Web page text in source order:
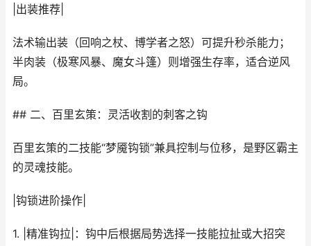
|出装推荐|
法术输出装（回响之杖、博学者之怒）可提升秒杀能力；
半肉装（极寒风暴、魔女斗篷）则增强生存率，适合逆风
局。
## 二、百里玄策：灵活收割的刺客之钩
百里玄策的二技能“梦魇钩锁”兼具控制与位移，是野区霸主
的灵魂技能。
|钩锁进阶操作|
1. |精准钩拉|：钩中后根据局势选择一技能拉扯或大招突